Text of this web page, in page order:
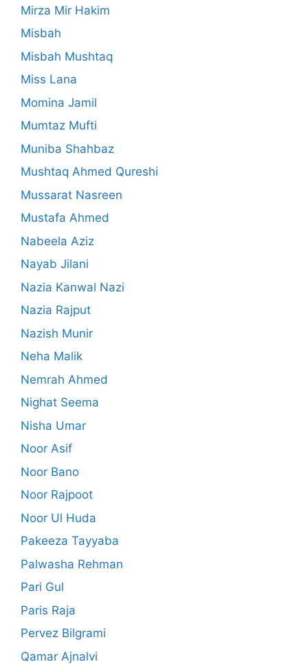
Mirza Mir Hakim
Misbah
Misbah Mushtaq
Miss Lana
Momina Jamil
Mumtaz Mufti
Muniba Shahbaz
Mushtaq Ahmed Qureshi
Mussarat Nasreen
Mustafa Ahmed
Nabeela Aziz
Nayab Jilani
Nazia Kanwal Nazi
Nazia Rajput
Nazish Munir
Neha Malik
Nemrah Ahmed
Nighat Seema
Nisha Umar
Noor Asif
Noor Bano
Noor Rajpoot
Noor Ul Huda
Pakeeza Tayyaba
Palwasha Rehman
Pari Gul
Paris Raja
Pervez Bilgrami
Qamar Ajnalvi